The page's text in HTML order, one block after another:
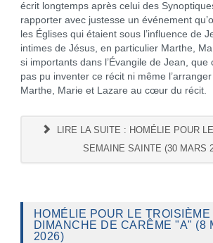
écrit longtemps après celui des
rapporter avec justesse un événement
les Églises qui étaient sous l’influence de
intimes de Jésus, en particulier Marthe,
si importants dans l’Évangile de Jean, que
pas pu inventer ce récit ni même
Marthe, Marie et Lazare au cœur du récit.
LIRE LA SUITE : HOMÉLIE POUR
SEMAINE SAINTE (30 MARS
HOMÉLIE POUR LE TROISIÈME
DIMANCHE DE CARÊME "A" (8
2026)